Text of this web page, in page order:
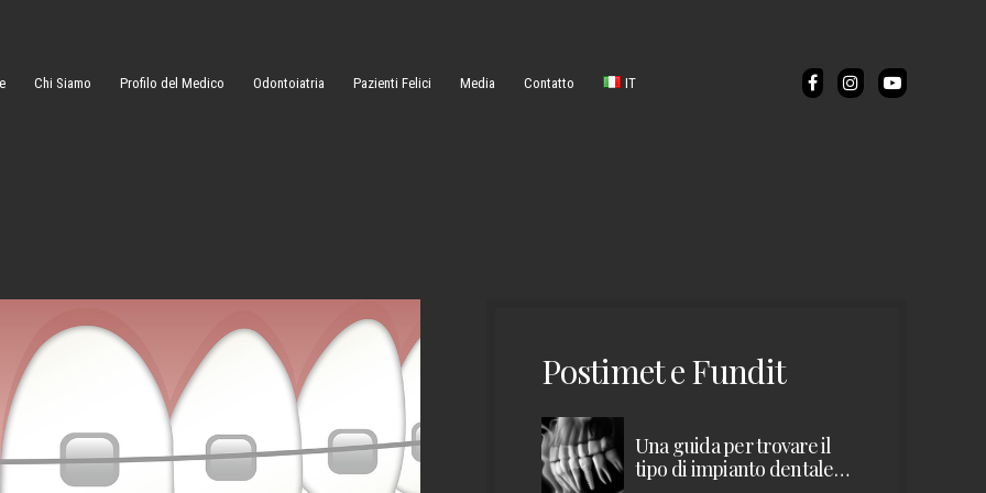
Chi Siamo Profilo del Medico Odontoiatria Pazienti Felici Media Contatto IT
Postimet e Fundit
Una guida per trovare il
tipo di impianto dentale